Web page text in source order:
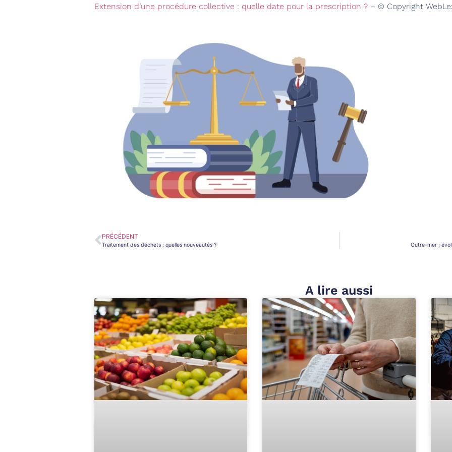
Extension d’une procédure collective : quelle date pour la prescription ? – © Copyright
PRÉCÉDENT
Traitement des déchets : quelles nouveautés ? Outre-mer :
A lire aussi